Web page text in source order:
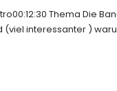
Thema Die
(viel interessanter )